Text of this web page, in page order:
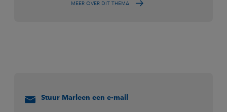
MEER OVER DIT THEMA
Stuur Marleen een e-mail